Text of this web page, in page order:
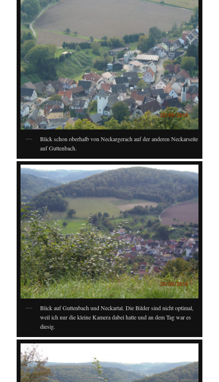
Blick schon oberhalb von Neckargerach auf der anderen Neckarseite
auf Guttenbach.
Blick auf Guttenbach und Neckartal. Die Bilder sind nicht optimal,
weil ich nur die kleine Kamera dabei hatte und an dem Tag war es
diesig.